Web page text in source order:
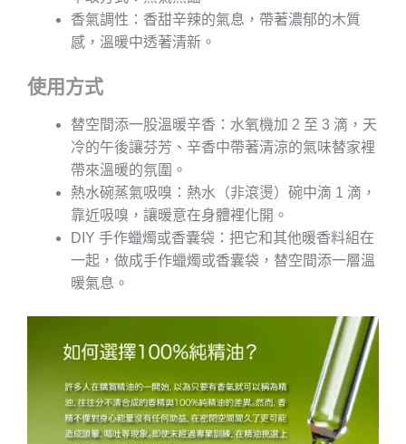
香氣調性：香甜辛辣的氣息，帶著濃郁的木質
感，溫暖中透著清新。
使用方式
替空間添一股溫暖辛香：水氧機加 2 至 3 滴，天
冷的午後讓芬芳、辛香中帶著清涼的氣味替家裡
帶來溫暖的氛圍。
熱水碗蒸氣吸嗅：熱水（非滾燙）碗中滴 1 滴，
靠近吸嗅，讓暖意在身體裡化開。
DIY 手作蠟燭或香囊袋：把它和其他暖香料組在
一起，做成手作蠟燭或香囊袋，替空間添一層溫
暖氣息。